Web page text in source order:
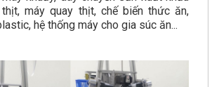
máy quay thịt, chế biến thức ăn,
hệ thống máy cho gia súc ăn...